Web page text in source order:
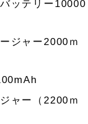
ッテリー10000
ジャー2000ｍ
ャー（2200ｍ